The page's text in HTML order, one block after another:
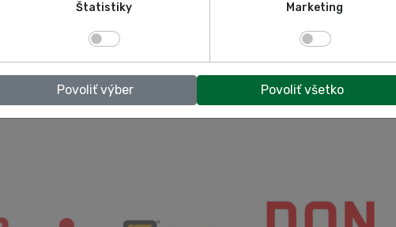
Štatistiky Marketing
Povoliť výber Povoliť všetko